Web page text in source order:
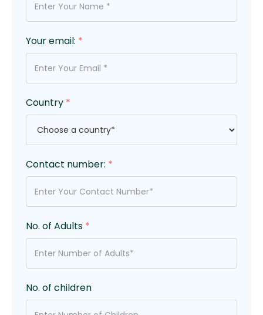
Your email: *
Country *
Contact number: *
No. of Adults *
No. of children